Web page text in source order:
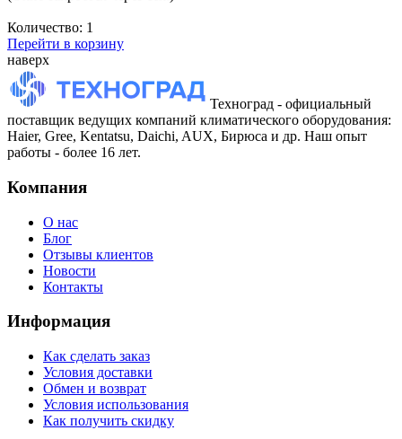
Количество: 1
Перейти в корзину
наверх
Техноград - официальный
поставщик ведущих компаний климатического оборудования:
Haier, Gree, Kentatsu, Daichi, AUX, Бирюса и др. Наш опыт
работы - более 16 лет.
Компания
О нас
Блог
Отзывы клиентов
Новости
Контакты
Информация
Как сделать заказ
Условия доставки
Обмен и возврат
Условия использования
Как получить скидку